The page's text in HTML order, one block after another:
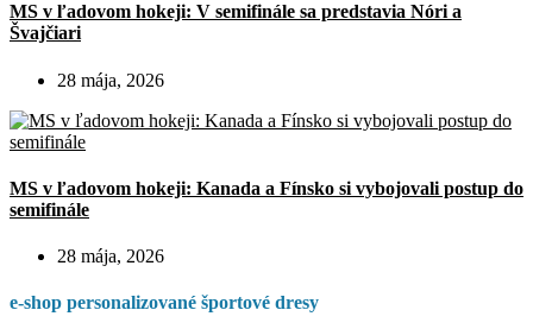
MS v ľadovom hokeji: V semifinále sa predstavia Nóri a
Švajčiari
28 mája, 2026
MS v ľadovom hokeji: Kanada a Fínsko si vybojovali postup do
semifinále
28 mája, 2026
e-shop personalizované športové dresy